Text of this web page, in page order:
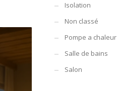
Isolation
Non classé
Pompe a chaleur
Salle de bains
Salon